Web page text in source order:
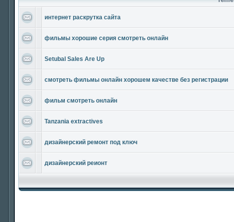
интернет раскрутка сайта
фильмы хорошие серия смотреть онлайн
Setubal Sales Are Up
смотреть фильмы онлайн хорошем качестве без регистрации
фильм смотреть онлайн
Tanzania extractives
дизайнерский ремонт под ключ
дизайнерский реионт